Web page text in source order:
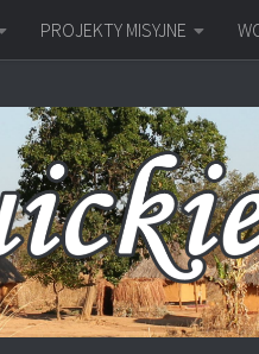
PROJEKTY MISYJNE